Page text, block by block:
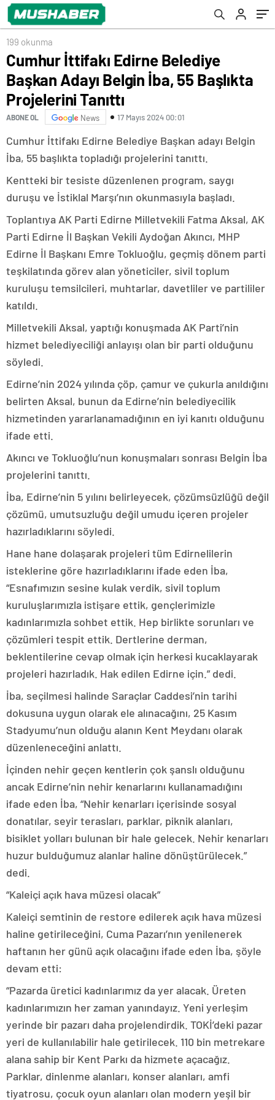
Tanıttı
199 okunma
Cumhur İttifakı Edirne Belediye
Başkan Adayı Belgin İba, 55 Başlıkta
Projelerini Tanıttı
ABONE OL News 17 Mayıs 2024 00:01
Cumhur İttifakı Edirne Belediye Başkan adayı Belgin
İba, 55 başlıkta topladığı projelerini tanıttı.
Kentteki bir tesiste düzenlenen program, saygı
duruşu ve İstiklal Marşı’nın okunmasıyla başladı.
Toplantıya AK Parti Edirne Milletvekili Fatma Aksal, AK
Parti Edirne İl Başkan Vekili Aydoğan Akıncı, MHP
Edirne İl Başkanı Emre Tokluoğlu, geçmiş dönem parti
teşkilatında görev alan yöneticiler, sivil toplum
kuruluşu temsilcileri, muhtarlar, davetliler ve partililer
katıldı.
Milletvekili Aksal, yaptığı konuşmada AK Parti’nin
hizmet belediyeciliği anlayışı olan bir parti olduğunu
söyledi.
Edirne’nin 2024 yılında çöp, çamur ve çukurla anıldığını
belirten Aksal, bunun da Edirne’nin belediyecilik
hizmetinden yararlanamadığının en iyi kanıtı olduğunu
ifade etti.
Akıncı ve Tokluoğlu’nun konuşmaları sonrası Belgin İba
projelerini tanıttı.
İba, Edirne’nin 5 yılını belirleyecek, çözümsüzlüğü değil
çözümü, umutsuzluğu değil umudu içeren projeler
hazırladıklarını söyledi.
Hane hane dolaşarak projeleri tüm Edirnelilerin
isteklerine göre hazırladıklarını ifade eden İba,
“Esnafımızın sesine kulak verdik, sivil toplum
kuruluşlarımızla istişare ettik, gençlerimizle
kadınlarımızla sohbet ettik. Hep birlikte sorunları ve
çözümleri tespit ettik. Dertlerine derman,
beklentilerine cevap olmak için herkesi kucaklayarak
projeleri hazırladık. Hak edilen Edirne için.” dedi.
İba, seçilmesi halinde Saraçlar Caddesi’nin tarihi
dokusuna uygun olarak ele alınacağını, 25 Kasım
Stadyumu’nun olduğu alanın Kent Meydanı olarak
düzenleneceğini anlattı.
İçinden nehir geçen kentlerin çok şanslı olduğunu
ancak Edirne’nin nehir kenarlarını kullanamadığını
ifade eden İba, “Nehir kenarları içerisinde sosyal
donatılar, seyir terasları, parklar, piknik alanları,
bisiklet yolları bulunan bir hale gelecek. Nehir kenarları
huzur bulduğumuz alanlar haline dönüştürülecek.”
dedi.
“Kaleiçi açık hava müzesi olacak”
Kaleiçi semtinin de restore edilerek açık hava müzesi
haline getirileceğini, Cuma Pazarı’nın yenilenerek
haftanın her günü açık olacağını ifade eden İba, şöyle
devam etti:
“Pazarda üretici kadınlarımız da yer alacak. Üreten
kadınlarımızın her zaman yanındayız. Yeni yerleşim
yerinde bir pazarı daha projelendirdik. TOKİ’deki pazar
yeri de kullanılabilir hale getirilecek. 110 bin metrekare
alana sahip bir Kent Parkı da hizmete açacağız.
Parklar, dinlenme alanları, konser alanları, amfi
tiyatrosu, çocuk oyun alanları olan modern yeşil bir